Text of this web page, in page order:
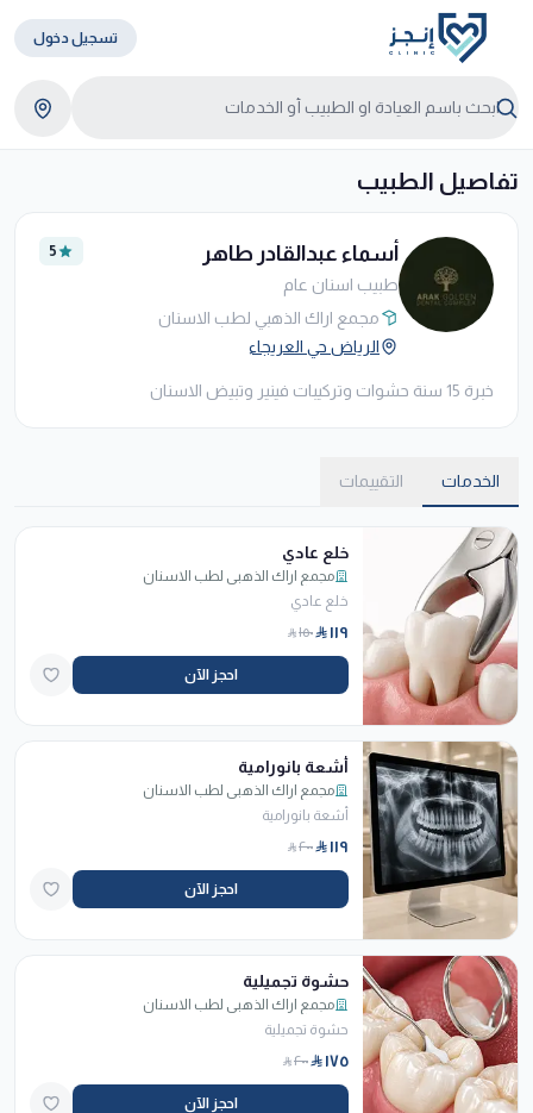
تسجيل دخول
تفاصيل الطبيب
أسماء عبدالقادر طاهر
طبيب اسنان عام
5
مجمع اراك الذهبي لطب الاسنان
الرياض حي العريجاء
خبرة 15 سنة حشوات وتركيبات فينير وتبيض الاسنان
الخدمات التقييمات
خلع عادي
مجمع اراك الذهبي لطب الاسنان
خلع عادي
١١٩ ١٥٠
احجز الآن
أشعة بانورامية
مجمع اراك الذهبي لطب الاسنان
أشعة بانورامية
١١٩ ٢٠٠
احجز الآن
حشوة تجميلية
مجمع اراك الذهبي لطب الاسنان
حشوة تجميلية
١٧٥ ٢٠٠
احجز الآن